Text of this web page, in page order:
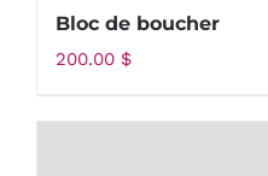
Bloc de boucher
200.00 $